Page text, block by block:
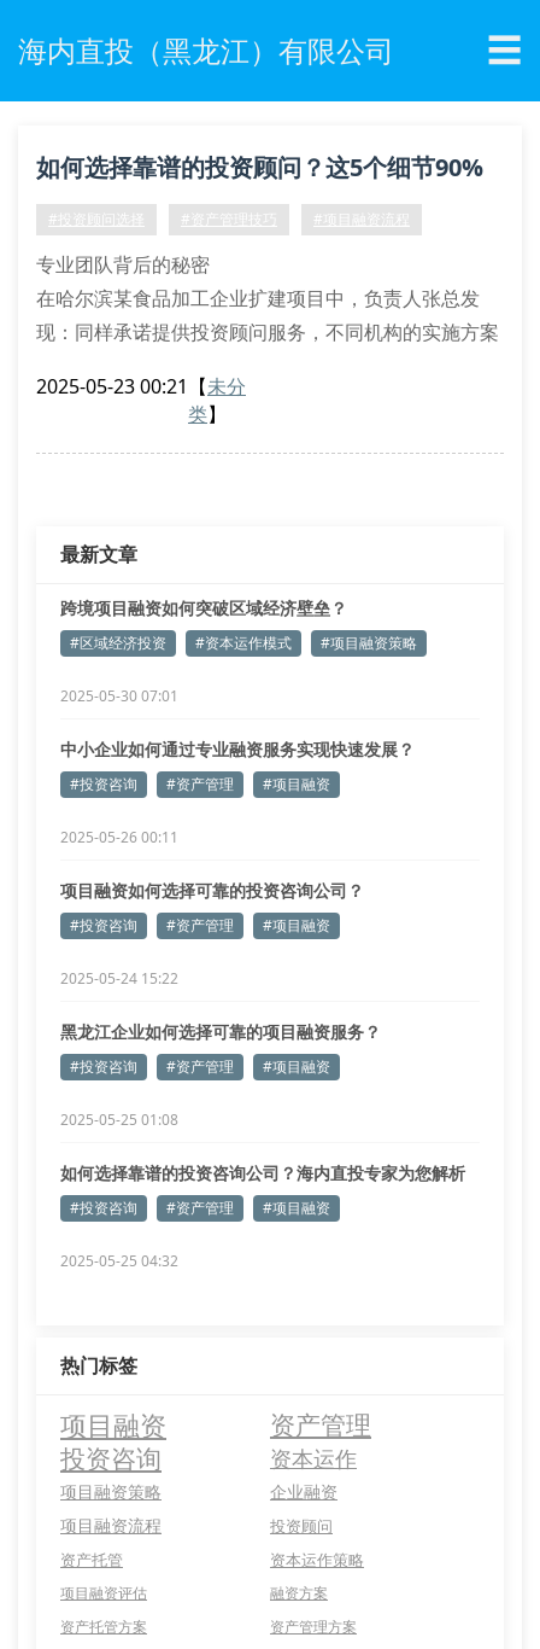
海内直投（黑龙江）有限公司 ☰
如何选择靠谱的投资顾问？这5个细节90%
企业都忽略了
#投资顾问选择 #资产管理技巧 #项目融资流程
专业团队背后的秘密
在哈尔滨某食品加工企业扩建项目中，负责人张总发
现：同样承诺提供投资顾问服务，不同机构的实施方案
配置了财务分析师+市场研究员组合，这正是专业投资
项目融资中的隐形关卡
我们调研发现，
2025-05-23 00:21 【未分
类】
最新文章
跨境项目融资如何突破区域经济壁垒？
#区域经济投资 #资本运作模式 #项目融资策略
2025-05-30 07:01
中小企业如何通过专业融资服务实现快速发展？
#投资咨询 #资产管理 #项目融资
2025-05-26 00:11
项目融资如何选择可靠的投资咨询公司？
#投资咨询 #资产管理 #项目融资
2025-05-24 15:22
黑龙江企业如何选择可靠的项目融资服务？
#投资咨询 #资产管理 #项目融资
2025-05-25 01:08
如何选择靠谱的投资咨询公司？海内直投专家为您解析
#投资咨询 #资产管理 #项目融资
2025-05-25 04:32
热门标签
项目融资 资产管理
投资咨询 资本运作
项目融资策略
企业融资
项目融资流程
投资顾问
资产托管
资本运作策略
项目融资评估
融资方案
资产托管方案
资产管理方案